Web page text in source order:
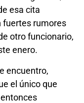
esa cita
fuertes rumores
otro funcionario,
enero.
encuentro,
el único que